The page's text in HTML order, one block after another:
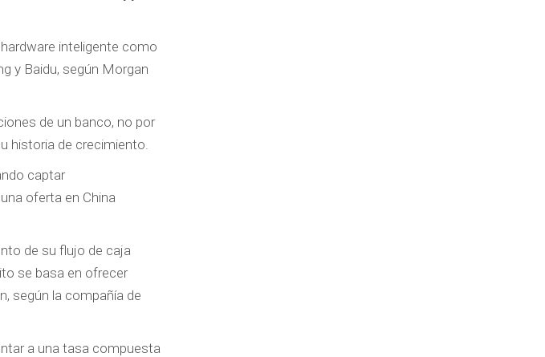
inteligente como
y Baidu, según Morgan
de un banco, no por
historia de crecimiento.
captar
oferta en China
de su flujo de caja
se basa en ofrecer
según la compañía de
a una tasa compuesta